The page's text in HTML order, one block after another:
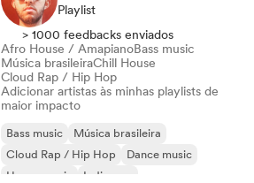
Playlist
> 1000 feedbacks enviados
Afro House / AmapianoBass music
Música brasileiraChill House
Cloud Rap / Hip Hop
Adicionar artistas às minhas playlists de
maior impacto
Bass music
Música brasileira
Cloud Rap / Hip Hop
Dance music
House music
Indie pop